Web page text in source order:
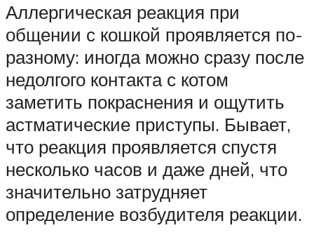
Аллергическая реакция при
общении с кошкой проявляется по-
разному: иногда можно сразу после
недолгого контакта с котом
заметить покраснения и ощутить
астматические приступы. Бывает,
что реакция проявляется спустя
несколько часов и даже дней, что
значительно затрудняет
определение возбудителя реакции.